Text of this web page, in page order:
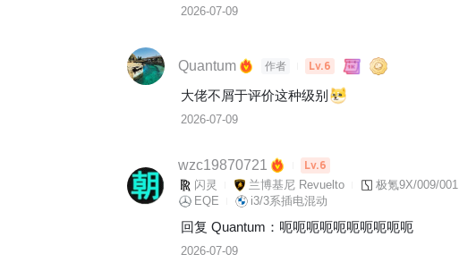
2026-07-09
Quantum 作者
Lv.6
大佬不屑于评价这种级别
2026-07-09
wzc19870721 Lv.6
闪灵 兰博基尼 Revuelto 极氪9X/009/001
EQE
i3/3系插电混动
回复 Quantum ： 呃呃呃呃呃呃呃呃呃呃
2026-07-09